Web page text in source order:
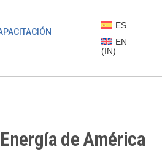
ES
EN
(IN)
de América